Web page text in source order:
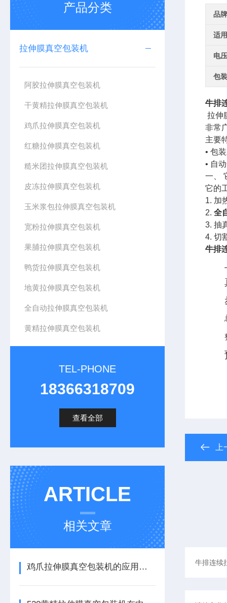
产品分类
拉伸膜真空包装机
阿胶拉伸膜真空包装机
干黄精拉伸膜真空包装机
鸡爪拉伸膜真空包装机
红糖拉伸膜真空包装机
糙米团拉伸膜真空包装机
皮冻拉伸膜真空包装机
玉米浆包拉伸膜真空包装机
宽粉拉伸膜真空包装机
果脯拉伸膜真空包装机
鸭货拉伸膜真空包装机
地黄拉伸膜真空包装机
全自动拉伸膜真空包装机
黄精拉伸膜真空包装机
TEL-PHONE
18366318709
查看全部
ARTICLE
相关文章
鸡爪拉伸膜真空包装机的应用前景
品牌
适
电压
包
牛排
拉伸
非常
主要
• 包
• 自
一、
它的
1. 加
2. 全
3. 抽
4. 切
牛排